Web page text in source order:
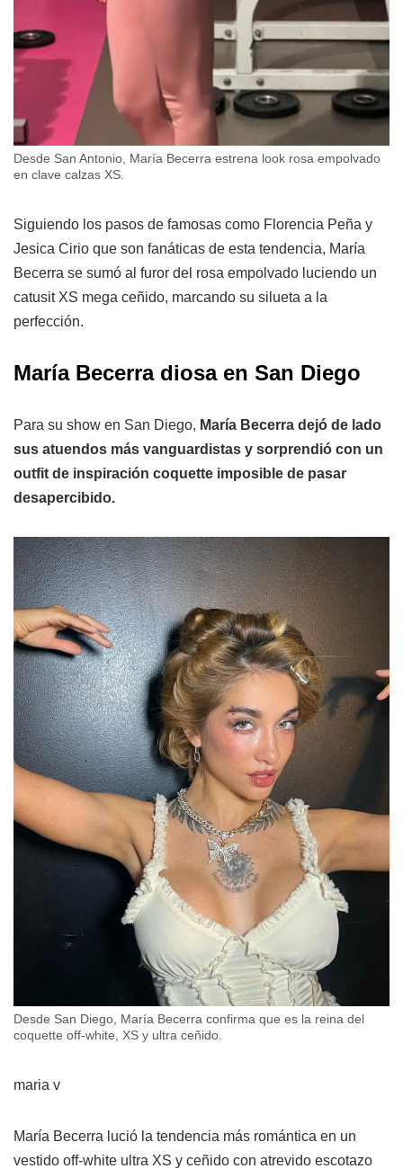
Desde San Antonio, María Becerra estrena look rosa empolvado
en clave calzas XS.
Siguiendo los pasos de famosas como Florencia Peña y
Jesica Cirio que son fanáticas de esta tendencia, María
Becerra se sumó al furor del rosa empolvado luciendo un
catusit XS mega ceñido, marcando su silueta a la
perfección.
María Becerra diosa en San Diego
Para su show en San Diego, María Becerra dejó de lado
sus atuendos más vanguardistas y sorprendió con un
outfit de inspiración coquette imposible de pasar
desapercibido.
Desde San Diego, María Becerra confirma que es la reina del
coquette off-white, XS y ultra ceñido.
maria v
María Becerra lució la tendencia más romántica en un
vestido off-white ultra XS y ceñido con atrevido escotazo